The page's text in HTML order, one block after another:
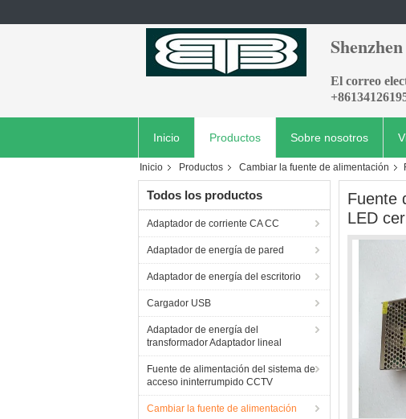
El correo
Inicio Productos Sobre nosotros
Inicio Productos Cambiar la fuente de alimentación
Todos los productos
Adaptador de corriente CA CC
Adaptador de energía de pared
Adaptador de energía del escritorio
Cargador USB
Adaptador de energía del
transformador Adaptador lineal
Fuente de alimentación del sistema de
acceso ininterrumpido CCTV
Cambiar la fuente de alimentación
Fuente
LED